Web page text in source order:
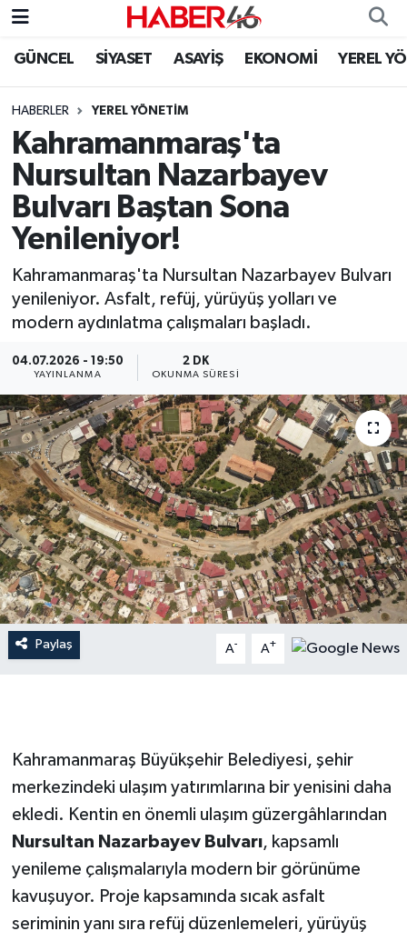
GÜNCEL SİYASET ASAYİŞ EKONOMİ YEREL
HABERLER YEREL YÖNETİM
Kahramanmaraş'ta
Nursultan Nazarbayev
Bulvarı Baştan Sona
Yenileniyor!
Kahramanmaraş'ta Nursultan Nazarbayev Bulvarı
yenileniyor. Asfalt, refüj, yürüyüş yolları ve
modern aydınlatma çalışmaları başladı.
04.07.2026 - 19:50
YAYINLANMA
2 DK
OKUNMA SÜRESI
Paylaş A- A+
Kahramanmaraş Büyükşehir Belediyesi, şehir
merkezindeki ulaşım yatırımlarına bir yenisini daha
ekledi. Kentin en önemli ulaşım güzergâhlarından
Nursultan Nazarbayev Bulvarı, kapsamlı
yenileme çalışmalarıyla modern bir görünüme
kavuşuyor. Proje kapsamında sıcak asfalt
seriminin yanı sıra refüj düzenlemeleri, yürüyüş
GÜNCEL
SİYASET
EKONOMİ
SPOR
YAŞAM
TEKNOLOJİ
EĞİTİM
İLÇE HABERLERİ
KÜLTÜR-SANAT
KSÜ
DÜNYA
ROPORTAJ
YEREL YÖNETİM
MEDYA
ÜÇÜNCÜ SAYFA
Nöbetçi Eczaneler
Hava Durumu
Kahramanmaraş Namaz Vakitleri
Trafik Durumu
Süper Lig Puan Durumu ve Fikstür
Tüm Manşetler
Haber Arşivi